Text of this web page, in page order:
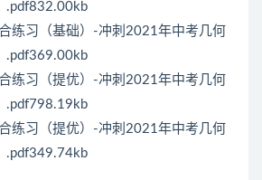
.pdf832.00kb
练习（基础）-冲刺2021年中考几何
.pdf369.00kb
练习（提优）-冲刺2021年中考几何
.pdf798.19kb
练习（提优）-冲刺2021年中考几何
.pdf349.74kb